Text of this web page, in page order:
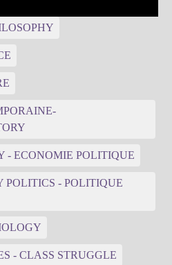
- ECONOMIE POLITIQUE
POLITICS - POLITIQUE
- CLASS STRUGGLE